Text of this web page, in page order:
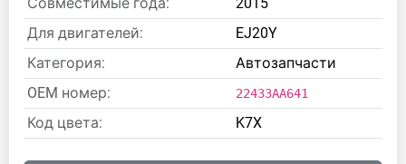
Для двигателей:
EJ20Y
Категория:
Автозапчасти
OEM номер:
22433AA641
Код цвета: K7X